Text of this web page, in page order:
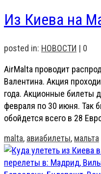
Из Киева на
posted in: НОВОСТИ | 0
AirMalta проводит
Валентина. Акция
года. Акционные билеты
февраля по 30 июня. Так
обойдется всего в 28
malta, авиабилеты, мальта